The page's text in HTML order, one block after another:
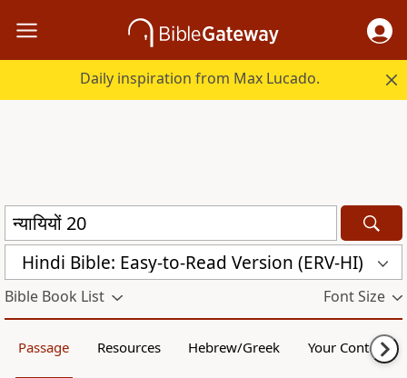
Daily inspiration from Max Lucado.
Hindi Bible: Easy-to-Read Version (ERV-HI)
Bible Book List Font Size
Passage Resources Hebrew/Greek Your Content